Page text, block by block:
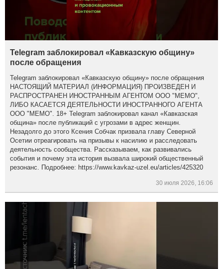
Telegram заблокировал «Кавказскую общину»
после обращения
Telegram заблокировал «Кавказскую общину» после обращения
НАСТОЯЩИЙ МАТЕРИАЛ (ИНФОРМАЦИЯ) ПРОИЗВЕДЕН И
РАСПРОСТРАНЕН ИНОСТРАННЫМ АГЕНТОМ ООО "МЕМО",
ЛИБО КАСАЕТСЯ ДЕЯТЕЛЬНОСТИ ИНОСТРАННОГО АГЕНТА
ООО "МЕМО". 18+ Telegram заблокировал канал «Кавказская
община» после публикаций с угрозами в адрес женщин.
Незадолго до этого Ксения Собчак призвала главу Северной
Осетии отреагировать на призывы к насилию и расследовать
деятельность сообщества. Рассказываем, как развивались
события и почему эта история вызвала широкий общественный
резонанс. Подробнее: https://www.kavkaz-uzel.eu/articles/425320
30 июля 2026, 16:06